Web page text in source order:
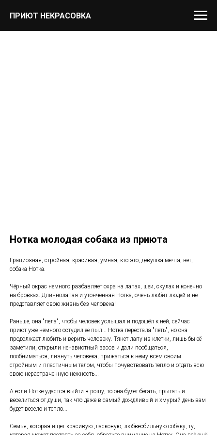
ПРИЮТ НЕКРАСОВКА
Нотка молодая собака из приюта
Грациозная, стройная, красивая, умная, кто это, девушка-мечта, нет,
собака Нотка.
Чёрный окрас немного разбавляет охра на лапах, шеи, скулах и конечно
на бровках. Длиннолапая и утончённая Нотка, очень любит людей и не
представляет свою жизнь без человека!
Раньше, она "пела", чтобы человек услышал и подошёл к ней, сейчас
приют уже немного остудил её пыл... Нотка перестала "петь", но она
продолжает любить и верить человеку. Тянет лапу из клетки, лишь бы её
заметили, открыли ненавистный засов и дали пообщаться,
пообниматься, лизнуть человека, прижаться к нему всем своим
стройным и пластичным телом, чтобы почувствовать тепло и отдать всю
свою нерастраченную нежность...
А если Нотке удастся выйти в рощу, то она будет бегать, прыгать и
веселиться от души, так что даже в самый дождливый и хмурый день вам
будет весело и тепло...
Семья, которая ищет красивую ,ласковую, любвеобильную собаку, ту,